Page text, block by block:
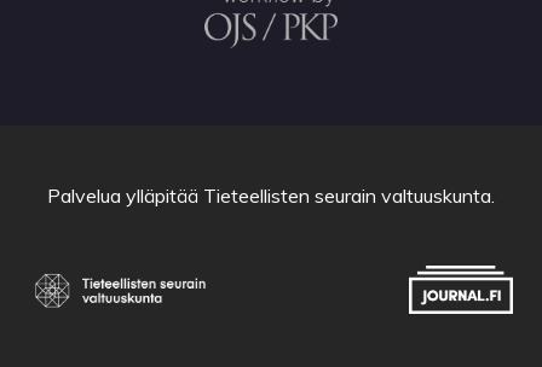
Palvelua ylläpitää Tieteellisten seurain valtuuskunta